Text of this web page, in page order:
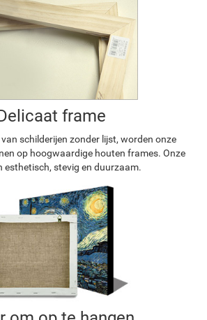
frame
schilderijen zonder lijst, worden onze
op hoogwaardige houten frames. Onze
esthetisch, stevig en duurzaam.